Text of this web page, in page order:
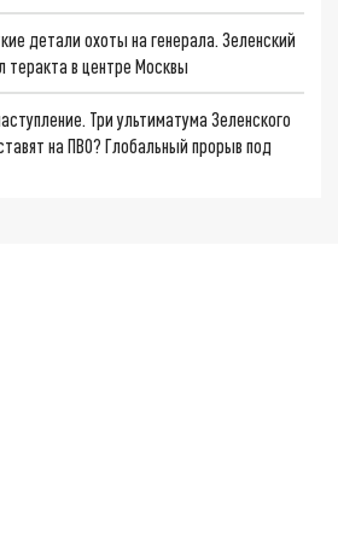
детали охоты на генерала. Зеленский
теракта в центре Москвы
Три ультиматума Зеленского
на ПВО? Глобальный прорыв под